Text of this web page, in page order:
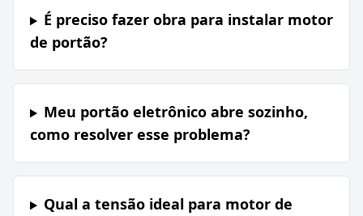
É preciso fazer obra para instalar motor
de portão?
Meu portão eletrônico abre sozinho,
como resolver esse problema?
Qual a tensão ideal para motor de